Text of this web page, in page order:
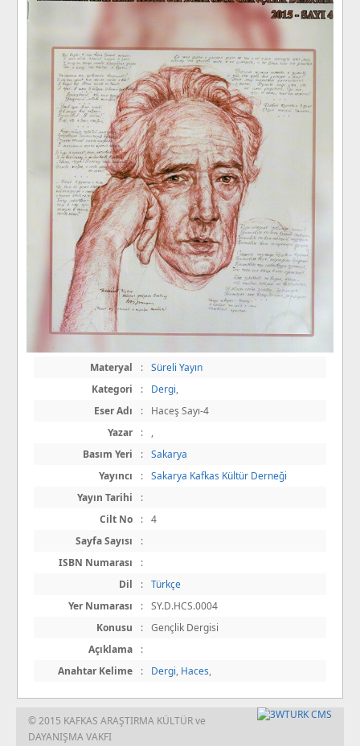
Materyal : Süreli Yayın
Kategori
: Dergi,
Eser Adı
:
Haceş Sayı-4
Yazar
:
,
Basım Yeri
: Sakarya
Yayıncı
: Sakarya Kafkas Kültür Derneği
Yayın Tarihi
:
Cilt No
: 4
Sayfa Sayısı
:
ISBN Numarası
:
Dil
: Türkçe
Yer Numarası
: SY.D.HCS.0004
Konusu
: Gençlik Dergisi
Açıklama
:
Anahtar Kelime
: Dergi, Haces,
© 2015 KAFKAS ARAŞTIRMA KÜLTÜR ve
DAYANIŞMA VAKFI